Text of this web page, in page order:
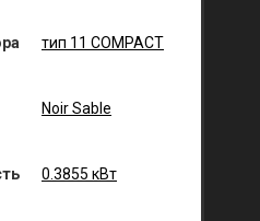
тип 11 COMPACT
Noir Sable
0.3855 кВт